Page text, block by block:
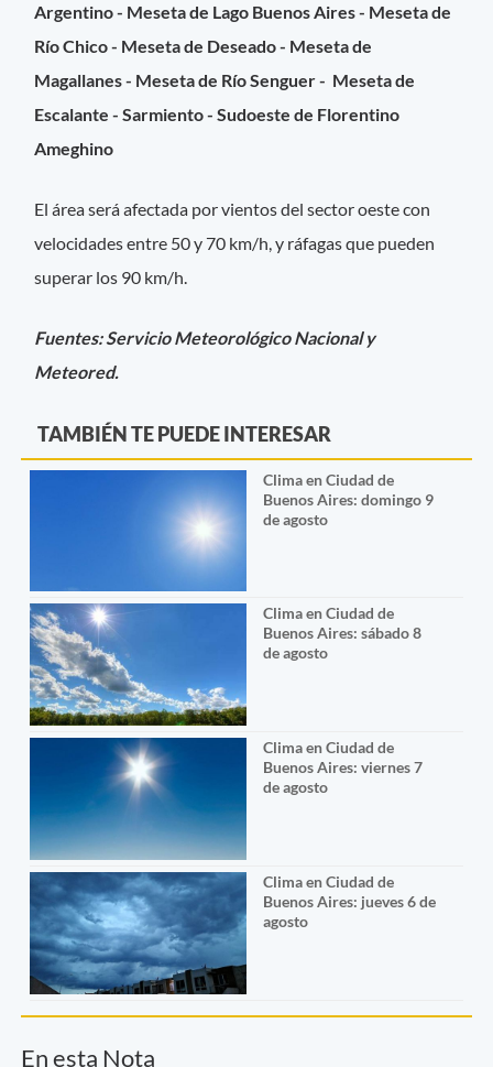
Argentino - Meseta de Lago Buenos Aires - Meseta de
Río Chico - Meseta de Deseado - Meseta de
Magallanes - Meseta de Río Senguer - Meseta de
Escalante - Sarmiento - Sudoeste de Florentino
Ameghino
El área será afectada por vientos del sector oeste con
velocidades entre 50 y 70 km/h, y ráfagas que pueden
superar los 90 km/h.
Fuentes: Servicio Meteorológico Nacional y
Meteored.
TAMBIÉN TE PUEDE INTERESAR
Clima en Ciudad de
Buenos Aires: domingo 9
de agosto
Clima en Ciudad de
Buenos Aires: sábado 8
de agosto
Clima en Ciudad de
Buenos Aires: viernes 7
de agosto
Clima en Ciudad de
Buenos Aires: jueves 6 de
agosto
En esta Nota